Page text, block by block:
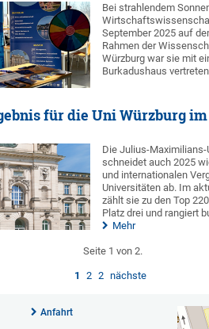
Bei strahlendem
September 2025 auf
Rahmen der
Würzburg war sie mit
Burkadushaus
für die Uni Würzburg
Die Julius-
schneidet auch 2025
und internationalen
Universitäten ab. Im
zählt sie zu den Top
Platz drei und rangiert
Mehr
Seite 1 von 2.
1 2 2 nächste
Anfahrt